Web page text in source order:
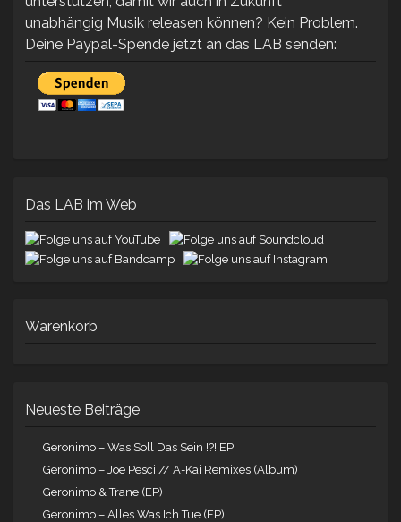
unabhängig Musik releasen können? Kein Problem.
Deine Paypal-Spende jetzt an das LAB senden:
Das LAB im Web
Warenkorb
Neueste Beiträge
Geronimo – Was Soll Das Sein !?! EP
Geronimo – Joe Pesci // A-Kai Remixes (Album)
Geronimo & Trane (EP)
Geronimo – Alles Was Ich Tue (EP)